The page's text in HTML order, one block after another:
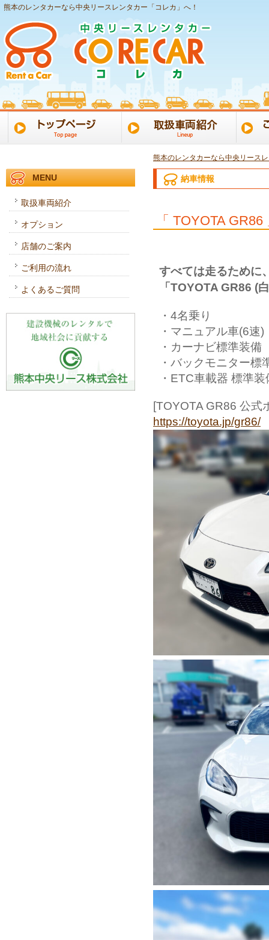
熊本のレンタカーなら中央リースレンタカー「コレカ」へ！
熊本のレンタカーなら中央リース
納車情報
「 TOYOTA
すべては走るために
「TOYOTA GR86 (
・4名乗り
・マニュアル車(6速)
・カーナビ標準装備
・バックモニター標
・ETC車載器 標準装
[TOYOTA GR86 公式
https://toyota.jp/gr86/
MENU
取扱車両紹介
オプション
店舗のご案内
ご利用の流れ
よくあるご質問